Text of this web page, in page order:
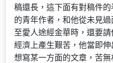
稿還長，這下面有對稿件
的青年作者，和他從未見
至愛人途經金華時，還要
經濟上產生艱苦，他當即
想寫某一方面的文章，苦